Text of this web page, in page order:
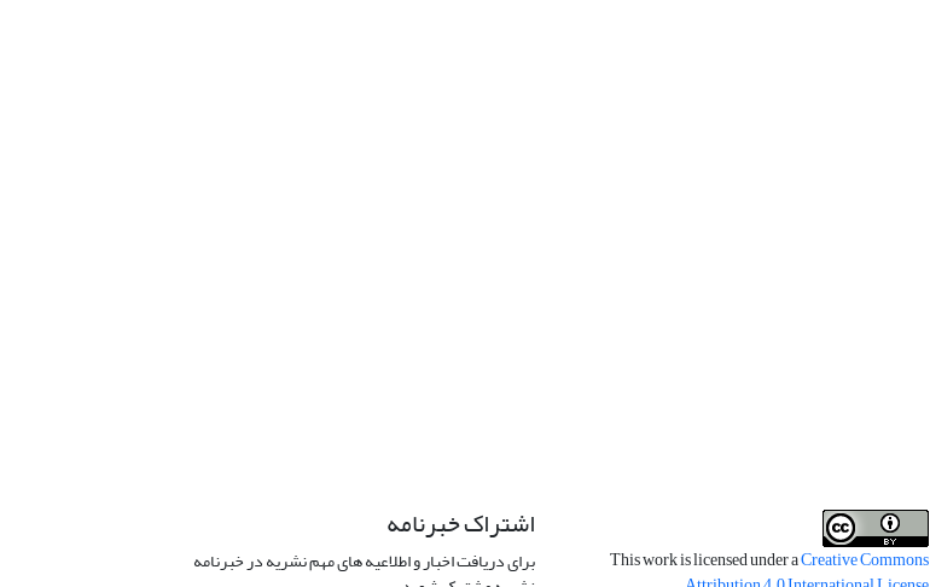
This work is licensed under aCreative Commons
اشتراک خبرنامه
برای دریافت اخبار و اطلاعیه های مهم نشریه در خبرنامه